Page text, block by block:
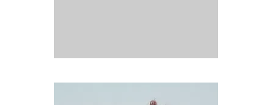
проводимого Ассоциацией Музыкальных Театров. Показ балета в Москве